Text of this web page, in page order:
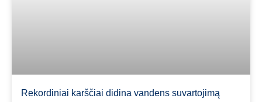
Rekordiniai karščiai didina vandens suvartojimą